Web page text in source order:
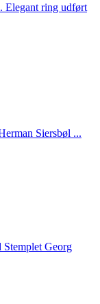
Elegant ring udført
Siersbøl ...
Stemplet Georg